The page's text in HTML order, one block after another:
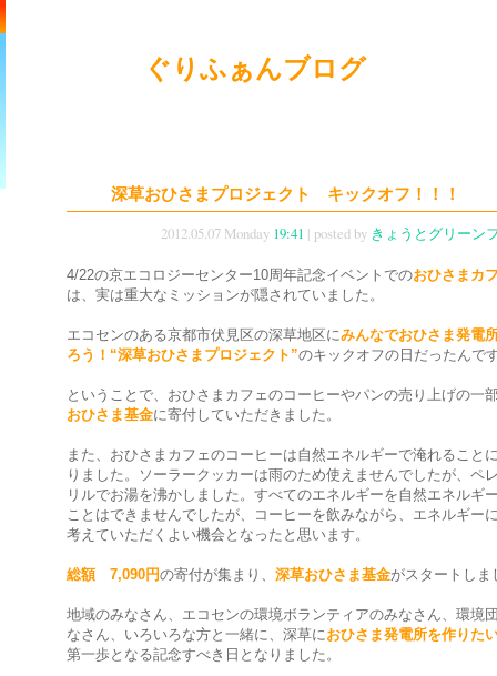
ぐりふぁんブログ
深草おひさまプロジェクト キックオフ！！！
2012.05.07 Monday 19:41 | posted by きょうとグリーン
4/22の京エコロジーセンター10周年記念イベントでのおひさまカ
は、実は重大なミッションが隠されていました。
エコセンのある京都市伏見区の深草地区にみんなでおひさま発電
ろう！“深草おひさまプロジェクト”のキックオフの日だったんで
ということで、おひさまカフェのコーヒーやパンの売り上げの一
おひさま基金に寄付していただきました。
また、おひさまカフェのコーヒーは自然エネルギーで淹れること
りました。ソーラークッカーは雨のため使えませんでしたが、ペ
リルでお湯を沸かしました。すべてのエネルギーを自然エネルギ
ことはできませんでしたが、コーヒーを飲みながら、エネルギー
考えていただくよい機会となったと思います。
総額 7,090円の寄付が集まり、 深草おひさま基金がスタートしま
地域のみなさん、エコセンの環境ボランティアのみなさん、環境
なさん、いろいろな方と一緒に、深草におひさま発電所を作りた
第一歩となる記念すべき日となりました。